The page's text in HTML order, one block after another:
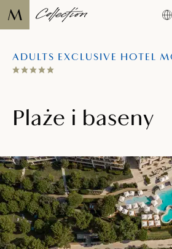
ADULTS EXCLUSIVE HOTEL
Plaże i baseny